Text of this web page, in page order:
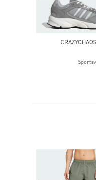
Price Reduced From